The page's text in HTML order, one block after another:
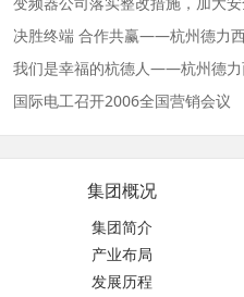
决胜终端 合作共赢——杭州德力
我们是幸福的杭德人——杭州德力
国际电工召开2006全国营销会议
集团概况
集团简介
产业布局
发展历程